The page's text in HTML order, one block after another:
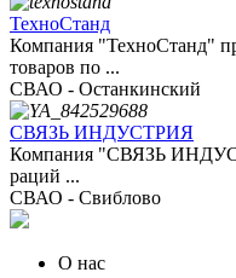
ТехноСтанд
Компания "ТехноСтанд"
товаров по ...
СВАО - Останкинский
СВЯЗЬ ИНДУСТРИЯ
Компания "СВЯЗЬ
раций ...
СВАО - Свиблово
О нас